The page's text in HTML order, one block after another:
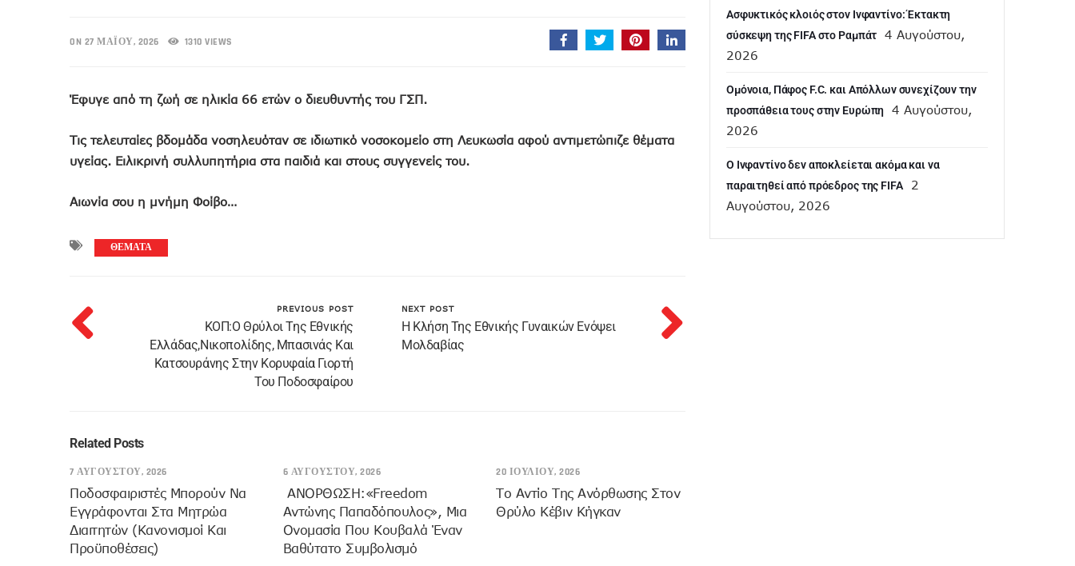
ON 27 ΜΑΪ́ΟΥ, 2026 1310 VIEWS
Έφυγε από τη ζωή σε ηλικία 66 ετών ο διευθυντής του ΓΣΠ.
Τις τελευταίες βδομάδα νοσηλευόταν σε ιδιωτικό νοσοκομείο στη Λευκωσία αφού αντιμετώπιζε θέματα
υγείας. Ειλικρινή συλλυπητήρια στα παιδιά και στους συγγενείς του.
Αιωνία σου η μνήμη Φοίβο…
ΘΕΜΑΤΑ
PREVIOUS POST
ΚΟΠ:O Θρύλοι Της Εθνικής
Ελλάδας,Νικοπολίδης, Μπασινάς Και
Κατσουράνης Στην Κορυφαία Γιορτή
Του Ποδοσφαίρου
NEXT POST
Η Κλήση Της Εθνικής Γυναικών Ενόψει
Μολδαβίας
Related Posts
7 ΑΥΓΟΎΣΤΟΥ, 2026
Ποδοσφαιριστές Μπορούν Να
Εγγράφονται Στα Μητρώα
Διαιτητών (κανονισμοί Και
Προϋποθέσεις)
6 ΑΥΓΟΎΣΤΟΥ, 2026
ANOΡΘΩΣΗ:«Freedom
Αντώνης Παπαδόπουλος», Μια
Ονομασία Που Κουβαλά Έναν
Βαθύτατο Συμβολισμό
20 ΙΟΥΛΊΟΥ, 2026
Το Αντίο Της Ανόρθωσης Στον
Θρύλο Κέβιν Κήγκαν
Ασφυκτικός κλοιός στον Ινφαντίνο: Έκτακτη
σύσκεψη της FIFA στο Ραμπάτ
4 Αυγούστου,
2026
Ομόνοια, Πάφος F.C. και Απόλλων συνεχίζουν την
προσπάθεια τους στην Ευρώπη
4 Αυγούστου,
2026
Ο Ινφαντίνο δεν αποκλείεται ακόμα και να
παραιτηθεί από πρόεδρος της FIFA
2
Αυγούστου, 2026